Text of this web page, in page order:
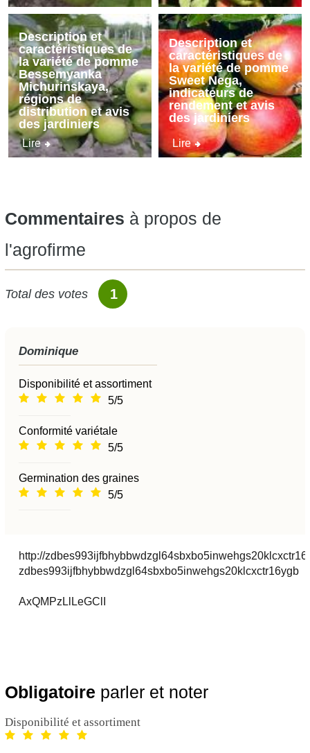
Description et
caractéristiques de
la variété de pomme
Bessemyanka
Michurinskaya,
régions de
distribution et avis
des jardiniers
Lire
Description et
caractéristiques de
la variété de pomme
Sweet Nega,
indicateurs de
rendement et avis
des jardiniers
Lire
Commentaires à propos de
l'agrofirme
Total des votes 1
Dominique
Disponibilité et assortiment
5/5
Conformité variétale
5/5
Germination des graines
5/5
http://
zdbes993ijfbhybbwdzgl64sbxbo5inwehgs20klcxctr16ygb
AxQMPzLlLeGClI
Obligatoire parler et noter
Disponibilité et assortiment